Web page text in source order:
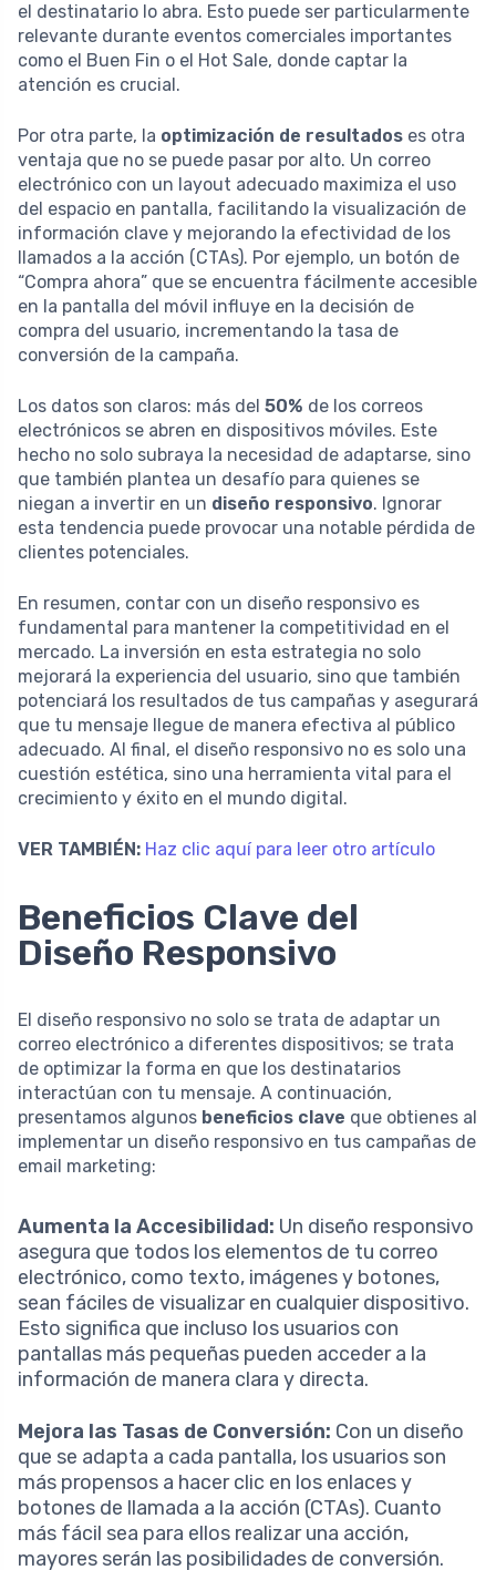
el destinatario lo abra. Esto puede ser particularmente
relevante durante eventos comerciales importantes
como el Buen Fin o el Hot Sale, donde captar la
atención es crucial.
Por otra parte, la optimización de resultados es otra
ventaja que no se puede pasar por alto. Un correo
electrónico con un layout adecuado maximiza el uso
del espacio en pantalla, facilitando la visualización de
información clave y mejorando la efectividad de los
llamados a la acción (CTAs). Por ejemplo, un botón de
“Compra ahora” que se encuentra fácilmente accesible
en la pantalla del móvil influye en la decisión de
compra del usuario, incrementando la tasa de
conversión de la campaña.
Los datos son claros: más del 50% de los correos
electrónicos se abren en dispositivos móviles. Este
hecho no solo subraya la necesidad de adaptarse, sino
que también plantea un desafío para quienes se
niegan a invertir en un diseño responsivo. Ignorar
esta tendencia puede provocar una notable pérdida de
clientes potenciales.
En resumen, contar con un diseño responsivo es
fundamental para mantener la competitividad en el
mercado. La inversión en esta estrategia no solo
mejorará la experiencia del usuario, sino que también
potenciará los resultados de tus campañas y asegurará
que tu mensaje llegue de manera efectiva al público
adecuado. Al final, el diseño responsivo no es solo una
cuestión estética, sino una herramienta vital para el
crecimiento y éxito en el mundo digital.
VER TAMBIÉN: Haz clic aquí para leer otro artículo
Beneficios Clave del
Diseño Responsivo
El diseño responsivo no solo se trata de adaptar un
correo electrónico a diferentes dispositivos; se trata
de optimizar la forma en que los destinatarios
interactúan con tu mensaje. A continuación,
presentamos algunos beneficios clave que obtienes al
implementar un diseño responsivo en tus campañas de
email marketing:
Aumenta la Accesibilidad: Un diseño responsivo
asegura que todos los elementos de tu correo
electrónico, como texto, imágenes y botones,
sean fáciles de visualizar en cualquier dispositivo.
Esto significa que incluso los usuarios con
pantallas más pequeñas pueden acceder a la
información de manera clara y directa.
Mejora las Tasas de Conversión: Con un diseño
que se adapta a cada pantalla, los usuarios son
más propensos a hacer clic en los enlaces y
botones de llamada a la acción (CTAs). Cuanto
más fácil sea para ellos realizar una acción,
mayores serán las posibilidades de conversión.